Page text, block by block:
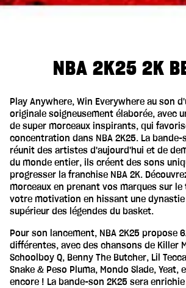
NBA 2K25 2K
Play Anywhere, Win Everywhere au son
originale soigneusement élaborée, avec
de super morceaux inspirants, qui
concentration dans NBA 2K25. La
réunit des artistes d'aujourd'hui et de
du monde entier, ils créent des sons
progresser la franchise NBA 2K.
morceaux en prenant vos marques sur
votre motivation en hissant une dynastie
supérieur des légendes du basket.
Pour son lancement, NBA 2K25 propose
différentes, avec des chansons de Killer
Schoolboy Q, Benny The Butcher, Lil
Snake & Peso Pluma, Mondo Slade, Yeat,
encore ! La bande-son 2K25 sera